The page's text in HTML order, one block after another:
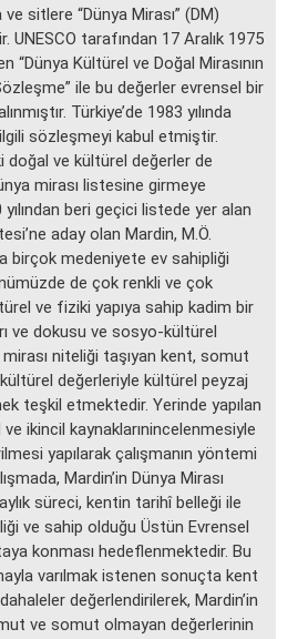
sitlere “Dünya Mirası” (DM)
tarafından 17 Aralık 1975
“Dünya Kültürel ve Doğal Mirasının
ile bu değerler evrensel bir
Türkiye’de 1983 yılında
sözleşmeyi kabul etmiştir.
doğal ve kültürel değerler de
mirası listesine girmeye
yılından beri geçici listede yer alan
aday olan Mardin, M.Ö.
birçok medeniyete ev sahipliği
de çok renkli ve çok
ve fiziki yapıya sahip kadim bir
ve dokusu ve sosyo-kültürel
niteliği taşıyan kent, somut
değerleriyle kültürel peyzaj
teşkil etmektedir. Yerinde yapılan
ikincil kaynaklarınincelenmesiyle
yapılarak çalışmanın yöntemi
Mardin’in Dünya Mirası
süreci, kentin tarihî belleği ile
ve sahip olduğu Üstün Evrensel
konması hedeflenmektedir. Bu
varılmak istenen sonuçta kent
değerlendirilerek, Mardin’in
ve somut olmayan değerlerinin